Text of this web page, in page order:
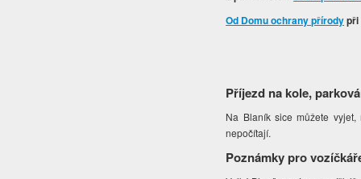
Od Domu ochrany přírodypři
Příjezd na kole,
Na Blaník sice můžete
nepočítají.
Poznámky pro